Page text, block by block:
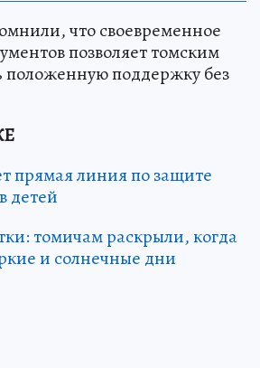
что своевременное
позволяет томским
положенную поддержку без
прямая линия по защите
детей
томичам раскрыли, когда
и солнечные дни